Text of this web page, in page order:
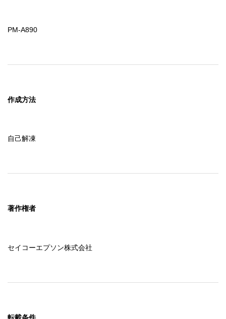
PM-A890
作成方法
自己解凍
著作権者
セイコーエプソン株式会社
転載条件